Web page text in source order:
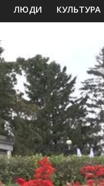
ЛЮДИ КУЛЬТУРА